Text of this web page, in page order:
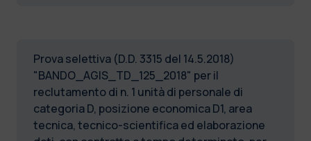
Prova selettiva (D.D. 3315 del 14.5.2018)
"BANDO_AGIS_TD_125_2018" per il
reclutamento di n. 1 unità di personale di
categoria D, posizione economica D1, area
tecnica, tecnico-scientifica ed elaborazione